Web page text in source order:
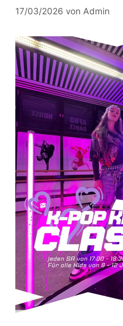
17/03/2026 von Admin